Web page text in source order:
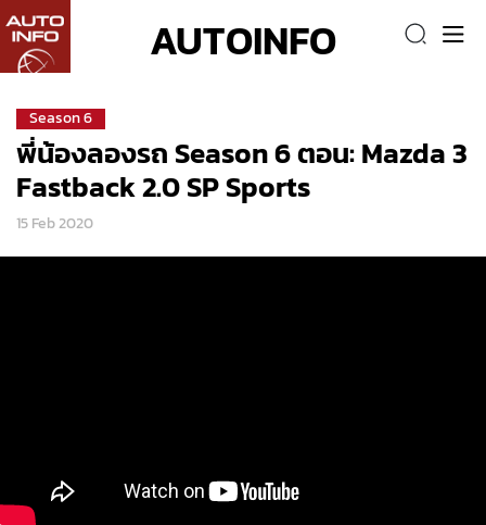
AUTOINFO
Season 6
พี่น้องลองรถ Season 6 ตอน: Mazda 3
Fastback 2.0 SP Sports
15 Feb 2020